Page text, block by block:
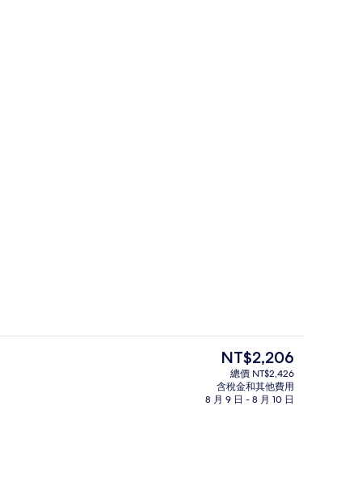
迷你吧、客房內保險箱、書桌、遮光
目
前
的
價
NT$2,206
總價 NT$2,426
含稅金和其他費用
8 月 9 日 - 8 月 10 日